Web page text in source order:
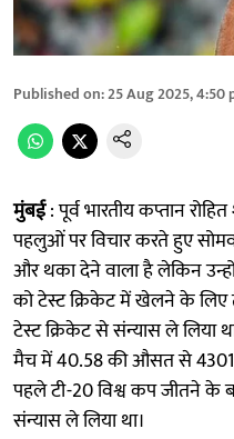
Published on:25 Aug 2025, 4:50
मुंबई: पूर्व भारतीय कप्तान
पहलुओं पर विचार करते हुए
और थका देने वाला है लेकिन
को टेस्ट क्रिकेट में खेलने के लिए
टेस्ट क्रिकेट से संन्यास ले लिया
मैच में 40.58 की औसत से 4301
पहले टी-20 विश्व कप जीतने के
संन्यास ले लिया था।